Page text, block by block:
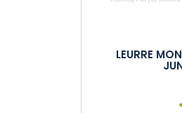
LEURRE